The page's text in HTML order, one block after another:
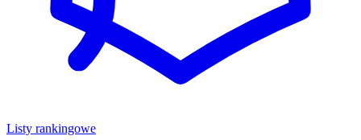
Listy rankingowe